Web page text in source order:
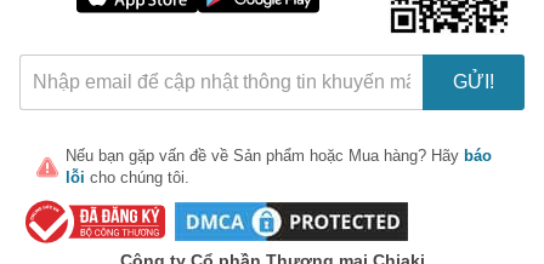
GỬI!
Nếu bạn gặp vấn đề về Sản phẩm hoặc Mua hàng? Hãy báo
lỗi cho chúng tôi.
Mã Giảm Giá Dành Riêng Cho Bạn